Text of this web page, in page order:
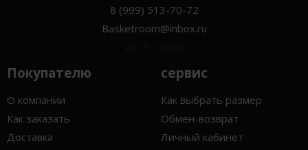
8 (999) 513-70-72
Basketroom@inbox.ru
Покупателю
О компании
Как заказать
Доставка
сервис
Как выбрать размер
Обмен-возврат
Личный кабинет